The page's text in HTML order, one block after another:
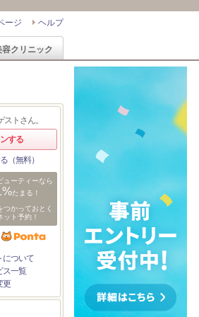
ヘルプ
ージ
容クリニック
0:06
ンナーカ
カラー/
ー
0:11
ショートカット×ひし
形ショートボブ×前髪
あり20代30代40代
ジュ斜めバング小顔愛
されグレージュカラー
トさん。
する
（無料）
ューティーなら
たまる！
つかっておとく
ット予約！
について
ス一覧
更